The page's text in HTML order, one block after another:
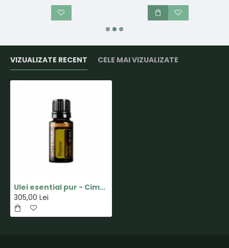
VIZUALIZATE RECENT CELE MAI VIZUALIZATE
Ulei esential pur - Cimbru - 15ml - doTERRA
305,00 Lei